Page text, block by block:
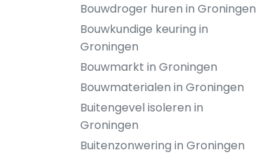
Bouwdroger huren in Groningen
Bouwkundige keuring in
Groningen
Bouwmarkt in Groningen
Bouwmaterialen in Groningen
Buitengevel isoleren in
Groningen
Buitenzonwering in Groningen